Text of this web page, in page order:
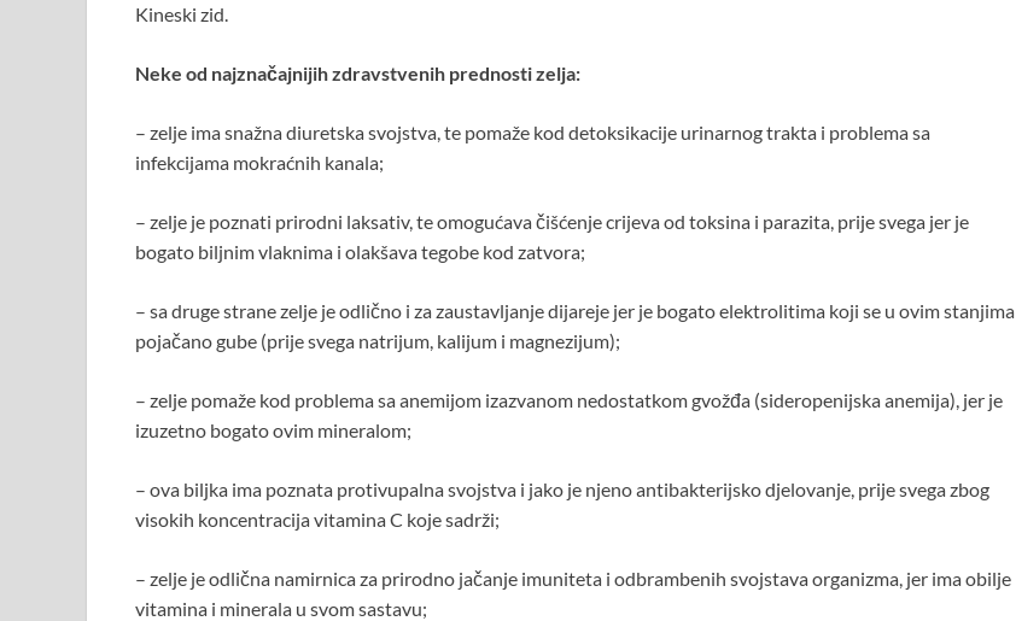
Kineski zid.
Neke od najznačajnijih zdravstvenih prednosti zelja:
– zelje ima snažna diuretska svojstva, te pomaže kod detoksikacije urinarnog trakta i problema sa
infekcijama mokraćnih kanala;
– zelje je poznati prirodni laksativ, te omogućava čišćenje crijeva od toksina i parazita, prije svega jer je
bogato biljnim vlaknima i olakšava tegobe kod zatvora;
– sa druge strane zelje je odlično i za zaustavljanje dijareje jer je bogato elektrolitima koji se u ovim stanjima
pojačano gube (prije svega natrijum, kalijum i magnezijum);
– zelje pomaže kod problema sa anemijom izazvanom nedostatkom gvožđa (sideropenijska anemija), jer je
izuzetno bogato ovim mineralom;
– ova biljka ima poznata protivupalna svojstva i jako je njeno antibakterijsko djelovanje, prije svega zbog
visokih koncentracija vitamina C koje sadrži;
– zelje je odlična namirnica za prirodno jačanje imuniteta i odbrambenih svojstava organizma, jer ima obilje
vitamina i minerala u svom sastavu;